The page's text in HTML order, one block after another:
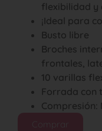
flexibilidad y
¡Ideal para
Busto libre
Broches
frontales,
10 varillas
Forrada con
Compresión:
Comprar